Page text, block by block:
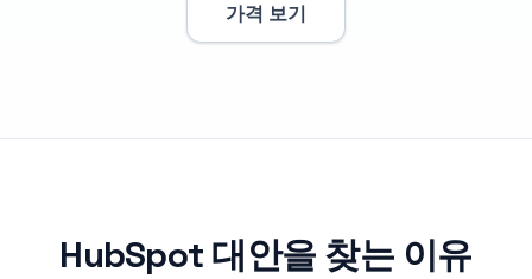
가격 보기
HubSpot 대안을 찾는 이유